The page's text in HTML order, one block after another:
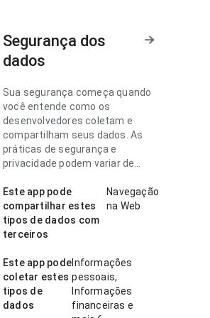
Segurança dos
dados
Sua segurança começa quando
você entende como os
desenvolvedores coletam e
compartilham seus dados. As
práticas de segurança e
privacidade podem variar de
idade.
Este app pode
compartilhar estes
tipos de dados com
terceiros
Navegação
na Web
Este app pode
coletar estes
tipos de
dados
Informações
pessoais,
Informações
financeiras e